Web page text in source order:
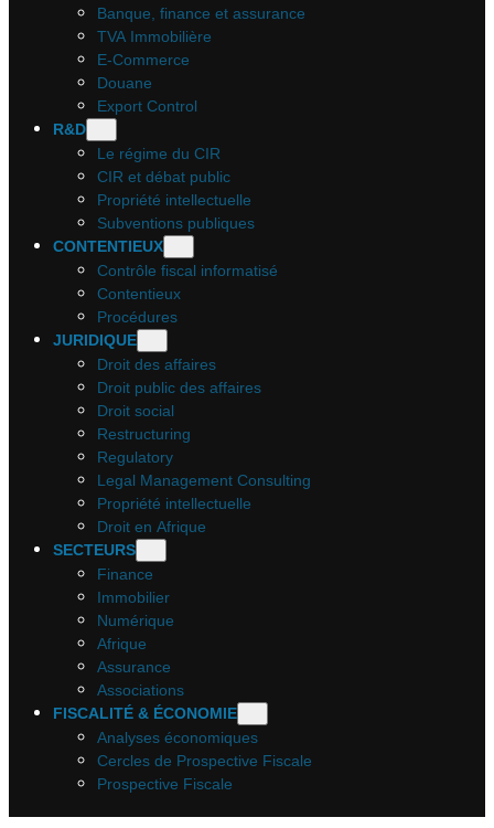
Banque, finance et assurance
TVA Immobilière
E-Commerce
Douane
Export Control
R&D
Le régime du CIR
CIR et débat public
Propriété intellectuelle
Subventions publiques
CONTENTIEUX
Contrôle fiscal informatisé
Contentieux
Procédures
JURIDIQUE
Droit des affaires
Droit public des affaires
Droit social
Restructuring
Regulatory
Legal Management Consulting
Propriété intellectuelle
Droit en Afrique
SECTEURS
Finance
Immobilier
Numérique
Afrique
Assurance
Associations
FISCALITÉ & ÉCONOMIE
Analyses économiques
Cercles de Prospective Fiscale
Prospective Fiscale